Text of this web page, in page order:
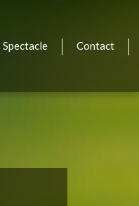
Spectacle
Contact